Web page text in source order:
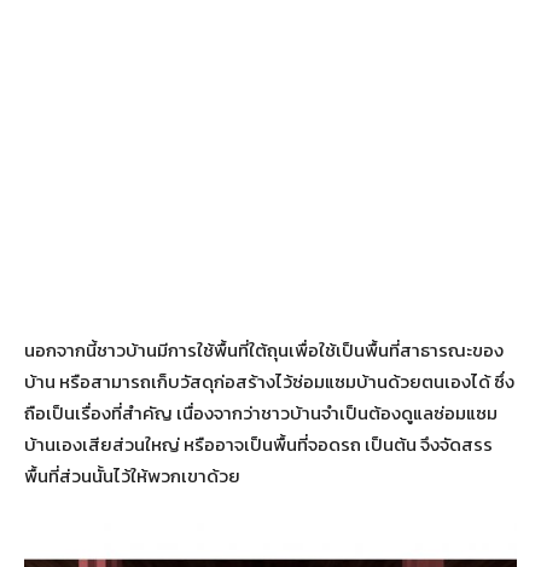
นอกจากนี้ชาวบ้านมีการใช้พื้นที่ใต้ถุนเพื่อใช้เป็นพื้นที่สาธารณะของ
บ้าน หรือสามารถเก็บวัสดุก่อสร้างไว้ซ่อมแซมบ้านด้วยตนเองได้ ซึ่ง
ถือเป็นเรื่องที่สำคัญ เนื่องจากว่าชาวบ้านจำเป็นต้องดูแลซ่อมแซม
บ้านเองเสียส่วนใหญ่ หรืออาจเป็นพื้นที่จอดรถ เป็นต้น จึงจัดสรร
พื้นที่ส่วนนั้นไว้ให้พวกเขาด้วย